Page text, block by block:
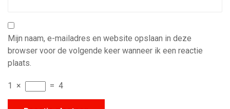
Mijn naam, e-mailadres en website opslaan in deze
browser voor de volgende keer wanneer ik een reactie
plaats.
1 × = 4